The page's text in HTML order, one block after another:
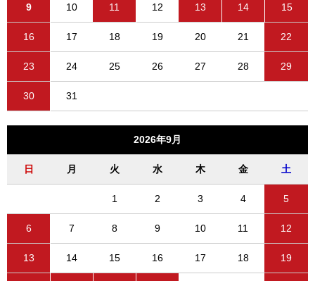
9 10 11 12 13 14 15
16 17 18 19 20 21 22
23 24 25 26 27 28 29
30 31
2026年9月
日 月 火 水 木 金 土
1 2 3 4 5
6 7 8 9 10 11 12
13 14 15 16 17 18 19